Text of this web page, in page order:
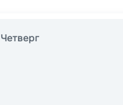
Четверг